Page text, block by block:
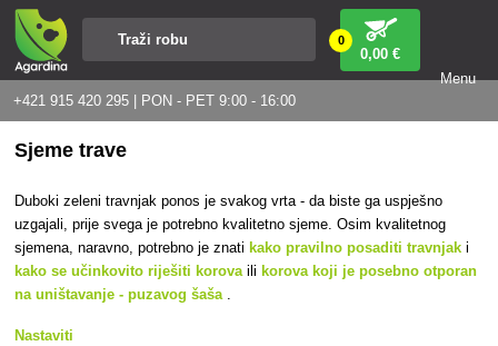
+421 915 420 295 | PON - PET 9:00 - 16:00
0
0,00 €
Menu
Sjeme trave
Duboki zeleni travnjak ponos je svakog vrta - da biste ga uspješno
uzgajali, prije svega je potrebno kvalitetno sjeme. Osim kvalitetnog
sjemena, naravno, potrebno je znati kako pravilno posaditi travnjak i
kako se učinkovito riješiti korovaili korova koji je posebno otporan
na uništavanje - puzavog šaša.
Nastaviti